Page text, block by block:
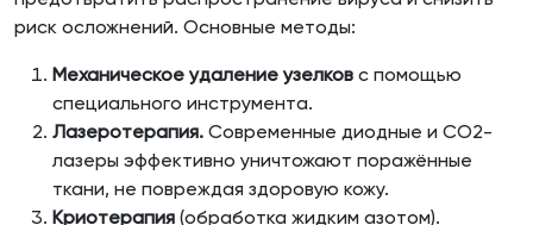
риск осложнений. Основные методы:
Механическое удаление узелков с помощью
специального инструмента.
Лазеротерапия. Современные диодные и СО2-
лазеры эффективно уничтожают поражённые
ткани, не повреждая здоровую кожу.
Криотерапия (обработка жидким азотом).